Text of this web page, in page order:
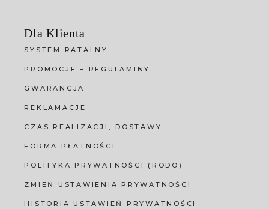
Dla Klienta
SYSTEM RATALNY
PROMOCJE – REGULAMINY
GWARANCJA
REKLAMACJE
CZAS REALIZACJI, DOSTAWY
FORMA PŁATNOŚCI
POLITYKA PRYWATNOŚCI (RODO)
ZMIEŃ USTAWIENIA PRYWATNOŚCI
HISTORIA USTAWIEŃ PRYWATNOŚCI